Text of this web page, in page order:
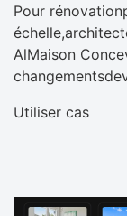
Pour
AlMaison
Utiliser cas